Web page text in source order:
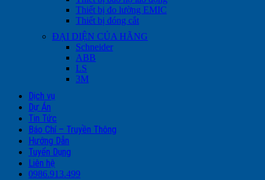
Thiết bị đo lường EMIC
Thiết bị đóng cắt
ĐẠI DIỆN CỦA HÃNG
Schneider
ABB
LS
3M
Dịch vụ
Dự Án
Tin Tức
Báo Chí – Truyền Thông
Hướng Dẫn
Tuyển Dụng
Liên hệ
0986.913.499